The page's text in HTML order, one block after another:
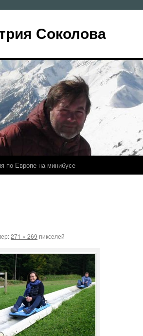
Соколова
по Европе на минибусе
271 × 269 пикселей